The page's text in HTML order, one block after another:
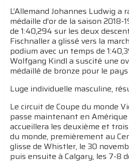
L’Allemand Johannes Ludwig a
médaille d’or de la saison
de 1:40,294 sur les deux
Fischnaller a glissé vers la
podium avec un temps de
Wolfgang Kindl a suscité une
médaillé de bronze pour le
Luge individuelle masculine,
Le circuit de Coupe du monde
passe maintenant en Amérique
accueillera les deuxième et
du monde, premièrement au
glisse de Whistler, le 30
puis ensuite à Calgary, les 7-8